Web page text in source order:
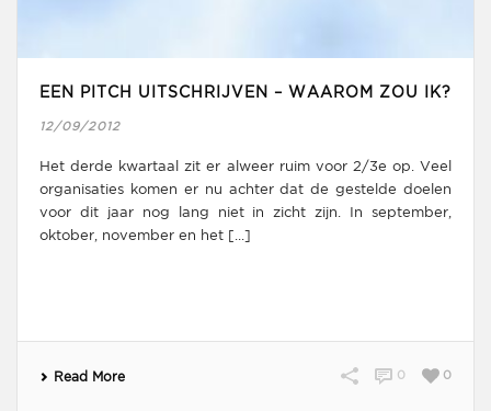
EEN PITCH UITSCHRIJVEN – WAAROM ZOU IK?
12/09/2012
Het derde kwartaal zit er alweer ruim voor 2/3e op. Veel
organisaties komen er nu achter dat de gestelde doelen
voor dit jaar nog lang niet in zicht zijn. In september,
oktober, november en het [...]
Read More 0
0